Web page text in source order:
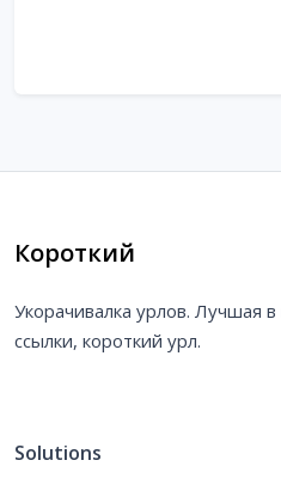
Короткий
Укорачивалка урлов. Лучшая
ссылки, короткий урл.
Solutions